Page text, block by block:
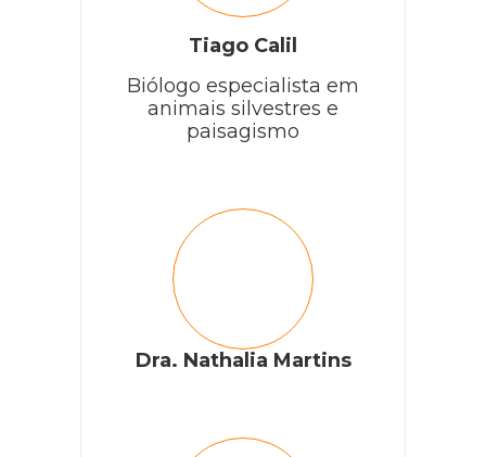
Tiago Calil
Biólogo especialista em
animais silvestres e
paisagismo
Dra. Nathalia Martins